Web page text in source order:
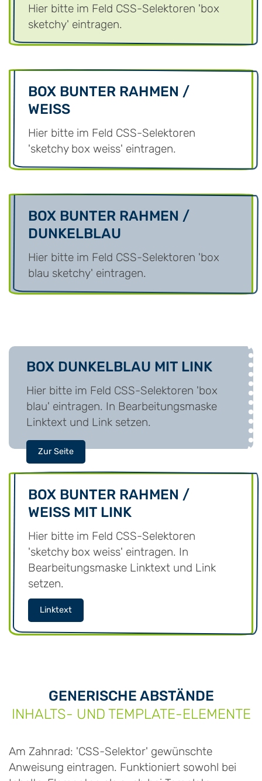
Hier bitte im Feld CSS-Selektoren 'box
sketchy' eintragen.
BOX BUNTER RAHMEN /
WEISS
Hier bitte im Feld CSS-Selektoren
'sketchy box weiss' eintragen.
BOX BUNTER RAHMEN /
DUNKELBLAU
Hier bitte im Feld CSS-Selektoren 'box
blau sketchy' eintragen.
BOX DUNKELBLAU MIT LINK
Hier bitte im Feld CSS-Selektoren 'box
blau' eintragen. In Bearbeitungsmaske
Linktext und Link setzen.
Zur Seite
BOX BUNTER RAHMEN /
WEISS MIT LINK
Hier bitte im Feld CSS-Selektoren
'sketchy box weiss' eintragen. In
Bearbeitungsmaske Linktext und Link
setzen.
Linktext
GENERISCHE ABSTÄNDE
INHALTS- UND TEMPLATE-ELEMENTE
Am Zahnrad: 'CSS-Selektor' gewünschte
Anweisung eintragen. Funktioniert sowohl bei